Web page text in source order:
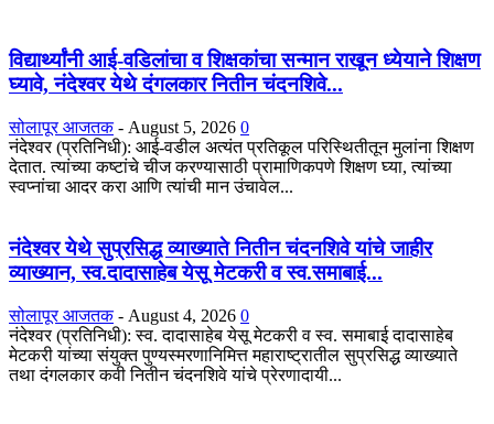
विद्यार्थ्यांनी आई-वडिलांचा व शिक्षकांचा सन्मान राखून ध्येयाने शिक्षण
घ्यावे, नंदेश्वर येथे दंगलकार नितीन चंदनशिवे...
सोलापूर आजतक - August 5, 2026 0
नंदेश्वर (प्रतिनिधी): आई-वडील अत्यंत प्रतिकूल परिस्थितीतून मुलांना शिक्षण
देतात. त्यांच्या कष्टांचे चीज करण्यासाठी प्रामाणिकपणे शिक्षण घ्या, त्यांच्या
स्वप्नांचा आदर करा आणि त्यांची मान उंचावेल...
नंदेश्वर येथे सुप्रसिद्ध व्याख्याते नितीन चंदनशिवे यांचे जाहीर
व्याख्यान, स्व.दादासाहेब येसू मेटकरी व स्व.समाबाई...
सोलापूर आजतक - August 4, 2026 0
नंदेश्वर (प्रतिनिधी): स्व. दादासाहेब येसू मेटकरी व स्व. समाबाई दादासाहेब
मेटकरी यांच्या संयुक्त पुण्यस्मरणानिमित्त महाराष्ट्रातील सुप्रसिद्ध व्याख्याते
तथा दंगलकार कवी नितीन चंदनशिवे यांचे प्रेरणादायी...